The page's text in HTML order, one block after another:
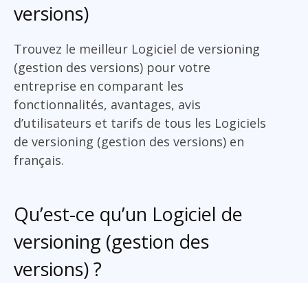
versions)
Trouvez le meilleur Logiciel de versioning
(gestion des versions) pour votre
entreprise en comparant les
fonctionnalités, avantages, avis
d’utilisateurs et tarifs de tous les Logiciels
de versioning (gestion des versions) en
français.
Qu’est-ce qu’un Logiciel de
versioning (gestion des
versions) ?